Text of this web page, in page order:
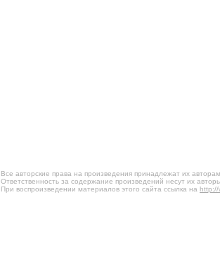
Все авторские права на произведения принадлежат их
Ответственность за содержание произведений несут их
При воспроизведении материалов этого сайта ссылка на http://